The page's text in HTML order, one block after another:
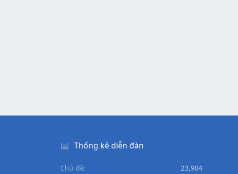
Thống kê diễn đàn
Chủ đề
23,904